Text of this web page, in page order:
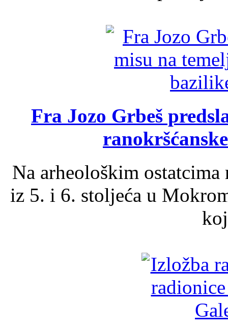
Fra Jozo Grbeš
Na arheološkim
iz 5. i 6. stoljeća u